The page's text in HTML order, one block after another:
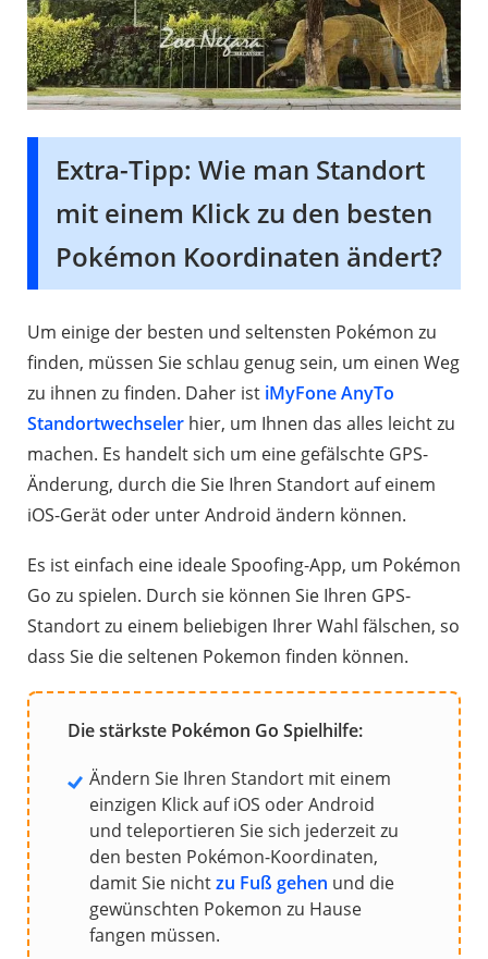
Extra-Tipp: Wie man Standort
mit einem Klick zu den besten
Pokémon Koordinaten ändert?
Um einige der besten und seltensten Pokémon zu
finden, müssen Sie schlau genug sein, um einen Weg
zu ihnen zu finden. Daher ist iMyFone AnyTo
Standortwechseler hier, um Ihnen das alles leicht zu
machen. Es handelt sich um eine gefälschte GPS-
Änderung, durch die Sie Ihren Standort auf einem
iOS-Gerät oder unter Android ändern können.
Es ist einfach eine ideale Spoofing-App, um Pokémon
Go zu spielen. Durch sie können Sie Ihren GPS-
Standort zu einem beliebigen Ihrer Wahl fälschen, so
dass Sie die seltenen Pokemon finden können.
Die stärkste Pokémon Go Spielhilfe:
Ändern Sie Ihren Standort mit einem
einzigen Klick auf iOS oder Android
und teleportieren Sie sich jederzeit zu
den besten Pokémon-Koordinaten,
damit Sie nichtzu Fuß gehen und die
gewünschten Pokemon zu Hause
fangen müssen.